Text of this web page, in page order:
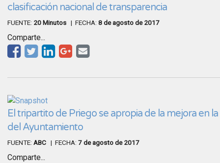
clasificación nacional de transparencia
FUENTE: 20 Minutos | FECHA: 8 de agosto de 2017
Comparte...
El tripartito de Priego se apropia de la mejora en
del Ayuntamiento
FUENTE: ABC | FECHA: 7 de agosto de 2017
Comparte...